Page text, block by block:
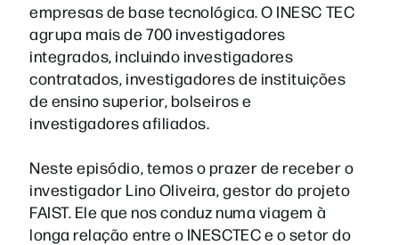
empresas de base tecnológica. O INESC TEC
agrupa mais de 700 investigadores
integrados, incluindo investigadores
contratados, investigadores de instituições
de ensino superior, bolseiros e
investigadores afiliados.
Neste episódio, temos o prazer de receber o
investigador Lino Oliveira, gestor do projeto
FAIST. Ele que nos conduz numa viagem à
longa relação entre o INESCTEC e o setor do